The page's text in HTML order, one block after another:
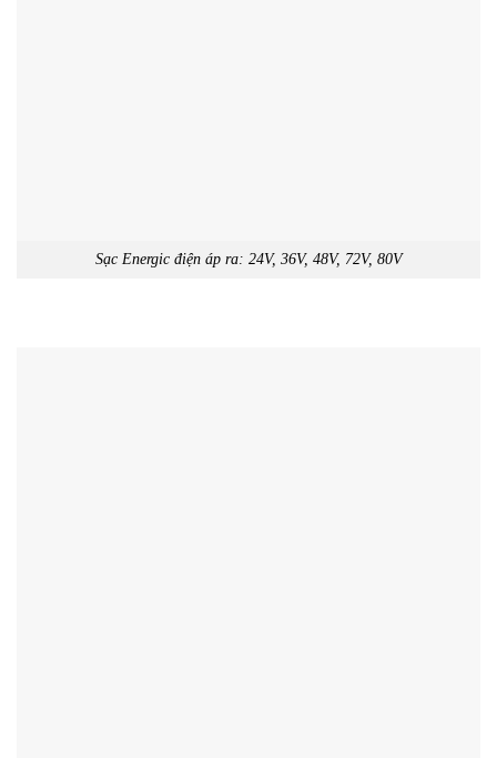
Sạc Energic điện áp ra: 24V, 36V, 48V, 72V, 80V